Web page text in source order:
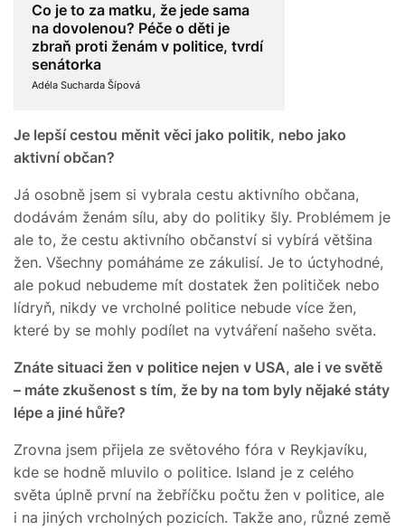
Co je to za matku, že jede sama
na dovolenou? Péče o děti je
zbraň proti ženám v politice, tvrdí
senátorka
Adéla Sucharda Šípová
Je lepší cestou měnit věci jako politik, nebo jako
aktivní občan?
Já osobně jsem si vybrala cestu aktivního občana,
dodávám ženám sílu, aby do politiky šly. Problémem je
ale to, že cestu aktivního občanství si vybírá většina
žen. Všechny pomáháme ze zákulisí. Je to úctyhodné,
ale pokud nebudeme mít dostatek žen političek nebo
lídryň, nikdy ve vrcholné politice nebude více žen,
které by se mohly podílet na vytváření našeho světa.
Znáte situaci žen v politice nejen v USA, ale i ve světě
– máte zkušenost s tím, že by na tom byly nějaké státy
lépe a jiné hůře?
Zrovna jsem přijela ze světového fóra v Reykjavíku,
kde se hodně mluvilo o politice. Island je z celého
světa úplně první na žebříčku počtu žen v politice, ale
i na jiných vrcholných pozicích. Takže ano, různé země